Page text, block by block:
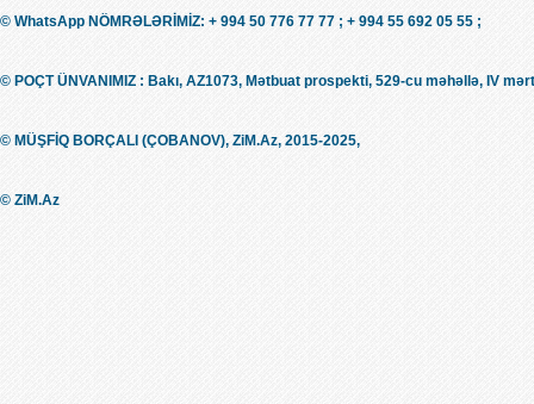
© WhatsApp NÖMRƏLƏRİMİZ: + 994 50 776 77 77 ; + 994 55 692 05 55 ;
© POÇT ÜNVANIMIZ : Bakı, AZ1073, Mətbuat prospekti, 529-cu məhəllə, IV
© MÜŞFİQ BORÇALI (ÇOBANOV), ZiM.Az, 2015-2025,
© ZiM.Az